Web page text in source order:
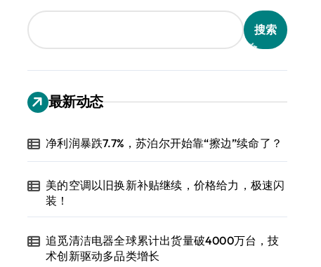
搜索
最新动态
净利润暴跌7.7%，苏泊尔开始靠“擦边”续命了？
美的空调以旧换新补贴继续，价格给力，极速闪
装！
追觅清洁电器全球累计出货量破4000万台，技
术创新驱动多品类增长